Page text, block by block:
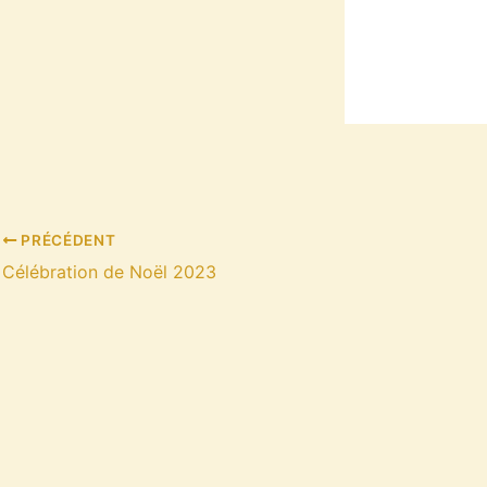
PRÉCÉDENT
Célébration de Noël 2023